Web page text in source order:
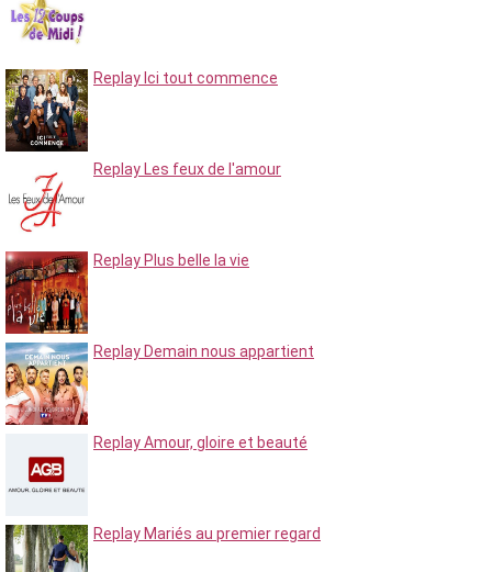
Replay Ici tout commence
Replay Les feux de l'amour
Replay Plus belle la vie
Replay Demain nous appartient
Replay Amour, gloire et beauté
Replay Mariés au premier regard